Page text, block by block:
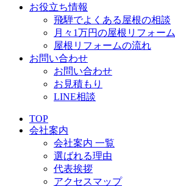
お役立ち情報
飛騨でよくある屋根の相談
月々1万円の屋根リフォーム
屋根リフォームの流れ
お問い合わせ
お問い合わせ
お見積もり
LINE相談
TOP
会社案内
会社案内 一覧
選ばれる理由
代表挨拶
アクセスマップ